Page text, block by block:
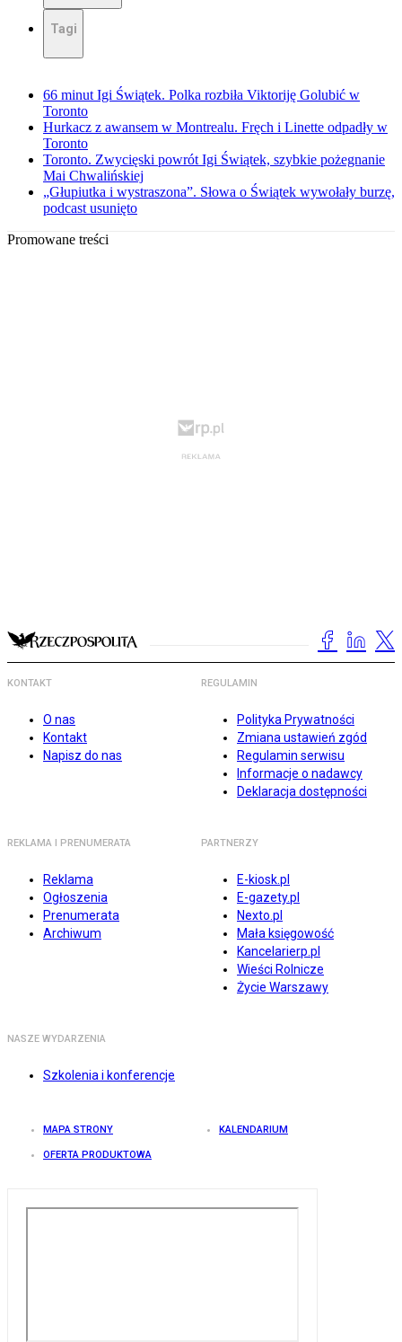
Tagi
66 minut Igi Świątek. Polka rozbiła Viktoriję Golubić w
Toronto
Hurkacz z awansem w Montrealu. Fręch i Linette odpadły w
Toronto
Toronto. Zwycięski powrót Igi Świątek, szybkie pożegnanie
Mai Chwalińskiej
„Głupiutka i wystraszona”. Słowa o Świątek wywołały burzę,
podcast usunięto
Promowane treści
KONTAKT
O nas
Kontakt
Napisz do nas
REGULAMIN
Polityka Prywatności
Zmiana ustawień zgód
Regulamin serwisu
Informacje o nadawcy
Deklaracja dostępności
REKLAMA I PRENUMERATA
Reklama
Ogłoszenia
Prenumerata
Archiwum
PARTNERZY
E-kiosk.pl
E-gazety.pl
Nexto.pl
Mała księgowość
Kancelarierp.pl
Wieści Rolnicze
Życie Warszawy
NASZE WYDARZENIA
Szkolenia i konferencje
MAPA STRONY KALENDARIUM
OFERTA PRODUKTOWA